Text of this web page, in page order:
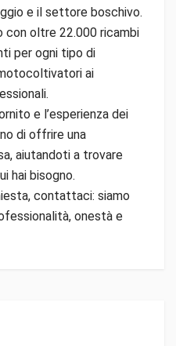
e il settore boschivo.
con oltre 22.000 ricambi
per ogni tipo di
ai
e l’esperienza dei
di offrire una
aiutandoti a trovare
hai bisogno.
contattaci: siamo
onestà e